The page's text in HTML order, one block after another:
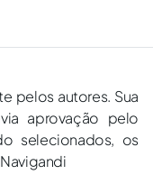
pelos autores. Sua
aprovação pelo
selecionados, os